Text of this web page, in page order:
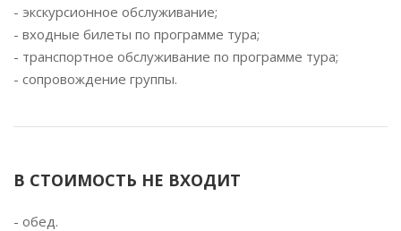
- экскурсионное обслуживание;
- входные билеты по программе тура;
- транспортное обслуживание по программе тура;
- сопровождение группы.
В СТОИМОСТЬ НЕ ВХОДИТ
- обед.